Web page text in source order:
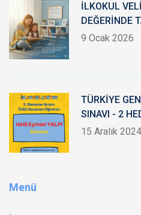
İLKOKUL
DEĞERİNDE
9 Ocak 2026
TÜRKİYE
SINAVI - 2
15 Aralık 2024
Menü